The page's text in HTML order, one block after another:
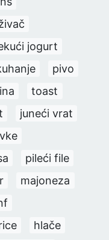
jogurt
pivo
toast
juneći vrat
pileći file
majoneza
hlače